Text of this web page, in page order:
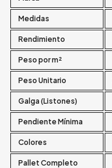
Medidas
Rendimiento
Peso por m²
Peso Unitario
Galga (Listones)
Pendiente Mínima
Colores
Pallet Completo